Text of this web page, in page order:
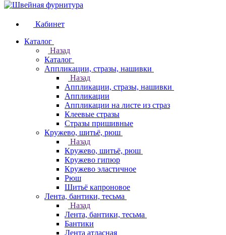
Кабинет
Каталог
Назад
Каталог
Аппликации, стразы, нашивки
Назад
Аппликации, стразы, нашивки
Аппликации
Аппликации на листе из страз
Клеевые стразы
Стразы пришивные
Кружево, шитьё, рюш
Назад
Кружево, шитьё, рюш
Кружево гипюр
Кружево эластичное
Рюш
Шитьё капроновое
Лента, бантики, тесьма
Назад
Лента, бантики, тесьма
Бантики
Лента атласная